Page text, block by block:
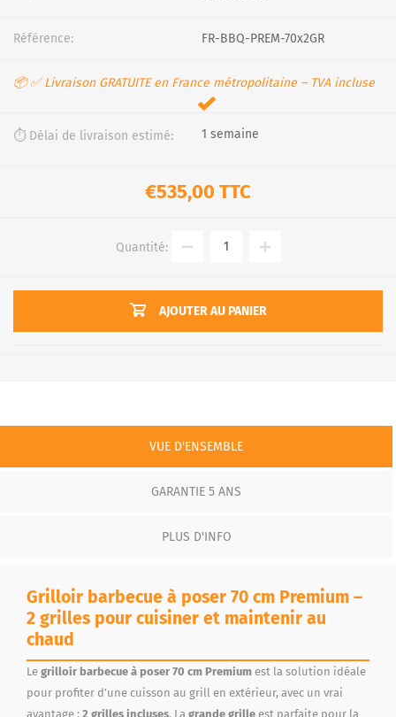
Référence: FR-BBQ-PREM-70x2GR
📦 ✅ Livraison GRATUITE en France métropolitaine – TVA incluse
⏱️ Délai de livraison estimé: 1 semaine
€535,00 TTC
Quantité:
AJOUTER AU PANIER
VUE D'ENSEMBLE
GARANTIE 5 ANS
PLUS D'INFO
Grilloir barbecue à poser 70 cm Premium –
2 grilles pour cuisiner et maintenir au
chaud
Le grilloir barbecue à poser 70 cm Premium est la solution idéale
pour profiter d’une cuisson au grill en extérieur, avec un vrai
avantage : 2 grilles incluses. La grande grille est parfaite pour la